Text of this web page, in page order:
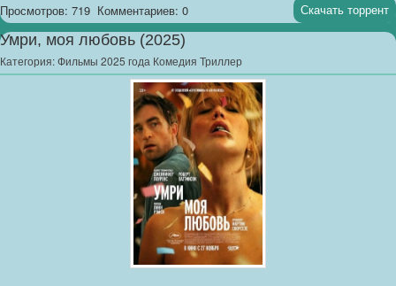
Просмотров: 719 Комментариев: 0 Скачать торрент
Умри, моя любовь (2025)
Категория:Фильмы 2025 года Комедия Триллер